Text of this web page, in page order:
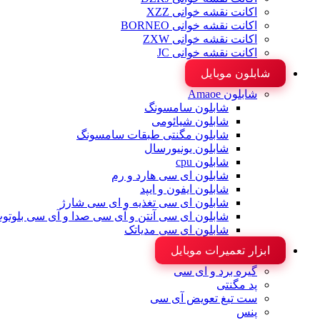
اکانت نقشه خوانی XZZ
اکانت نقشه خوانی BORNEO
اکانت نقشه خوانی ZXW
اکانت نقشه خوانی JC
شابلون موبایل
شابلون Amaoe
شابلون سامسونگ
شابلون شیائومی
شابلون مگنتی طبقات سامسونگ
شابلون یونیورسال
شابلون cpu
شابلون ای سی هارد و رم
شابلون ایفون و ایپد
شابلون ای سی تغذیه و ای سی شارژ
شابلون ای سی آنتن و آی سی صدا و آی سی
شابلون ای سی مدیاتک
ابزار تعمیرات موبایل
گیره برد و ای سی
پد مگنتی
ست تیغ تعویض آی سی
پنس